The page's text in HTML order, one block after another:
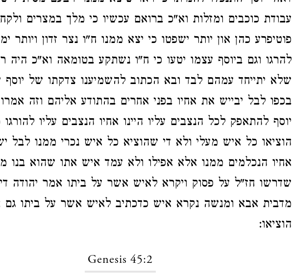
עבודת כוכבים ומזלות וא"כ ברואם עכשיו כי מלך במצרים
פוטיפרע כהן און יותר ישפטו כי יצא ממנו ח"ו נצר זדון ויותר
להרגו וגם ביוסף עצמו יטעו כי ח"ו נשתקע בטומאה וא"כ היה
שלא יתייחד עמהם לבד ובא הכתוב להשמיענו צדקתו של
בכפו לבל יבייש את אחיו בפני אחרים בהתודע אליהם וזה אמרו
יוסף להתאפק לכל הנצבים עליו היינו אחיו הנצבים עליו להורגו
הוציאו כל איש מעלי ולא די שהוציא כל איש נכרי ממנו לבל
אחיו הנכלמים ממנו אלא אפילו ולא עמד איש אתו שהוא בנו
שדרשו חז"ל על פסוק ויקרא לאיש אשר על ביתו אמר יהודה
מדבית אבא ומנשה נקרא איש כדכתיב לאיש אשר על ביתו גם
הוציאו:
Genesis 45:2